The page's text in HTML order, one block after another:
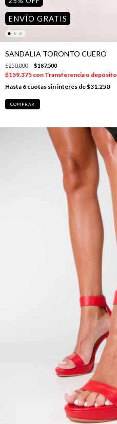
ENVÍO GRATIS
SANDALIA TORONTO CUERO
$250.000 $187.500
$159.375 con Transferencia o depósito
6 cuotas sin interés de$31.250
COMPRAR